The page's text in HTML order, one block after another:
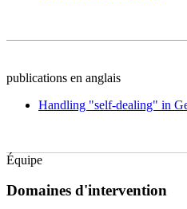
publications en anglais
Handling "self-dealing" in
Équipe
Domaines d'intervention